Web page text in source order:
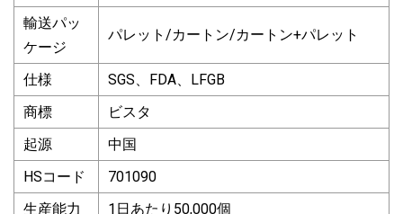
輸送パッ
ケージ
パレット/カートン/カートン+パレット
仕様
SGS、FDA、LFGB
商標
ビスタ
起源
中国
HSコード
701090
生産能力
1日あたり50,000個